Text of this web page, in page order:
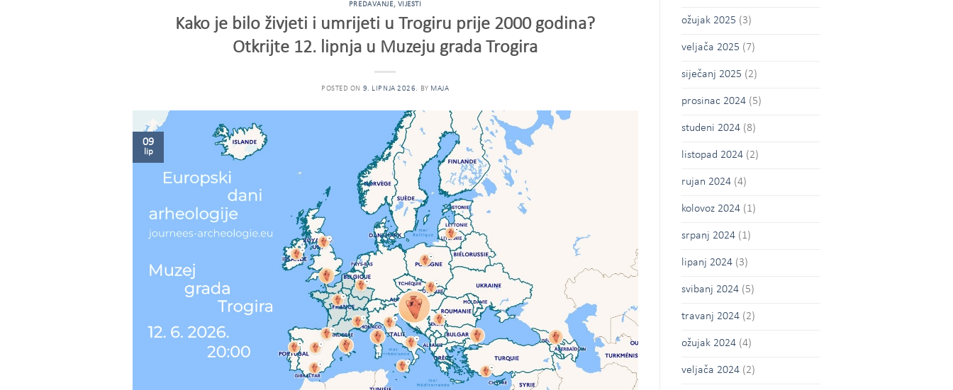
PREDAVANJE, VIJESTI
Kako je bilo živjeti i umrijeti u Trogiru prije 2000 godina?
Otkrijte 12. lipnja u Muzeju grada Trogira
POSTED ON 9. LIPNJA 2026. BY MAJA
09
lip
ožujak 2025 (3)
veljača 2025 (7)
siječanj 2025 (2)
prosinac 2024(5)
studeni 2024(8)
listopad 2024(2)
rujan 2024(4)
kolovoz 2024(1)
srpanj 2024(1)
lipanj 2024(3)
svibanj 2024(5)
travanj 2024(2)
ožujak 2024(4)
veljača 2024(2)